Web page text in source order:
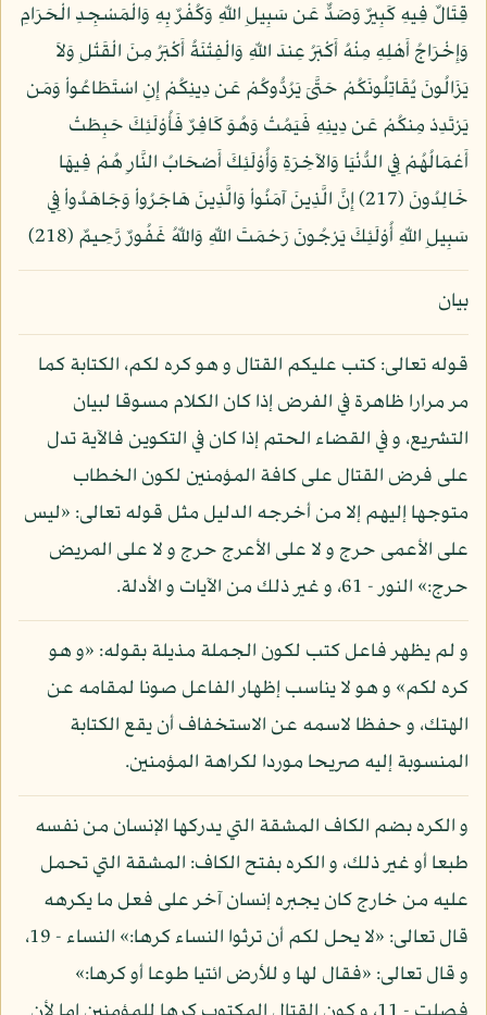
قِتَالٌ فِيهِ كَبِيرٌ وَصَدٌّ عَن سَبِيلِ اللّهِ وَكُفْرٌ بِهِ وَالْمَسْجِدِ الْحَرَامِ
وَإِخْرَاجُ أَهْلِهِ مِنْهُ أَكْبَرُ عِندَ اللّهِ وَالْفِتْنَةُ أَكْبَرُ مِنَ الْقَتْلِ وَلاَ
يَزَالُونَ يُقَاتِلُونَكُمْ حَتَّىَ يَرُدُّوكُمْ عَن دِينِكُمْ إِنِ اسْتَطَاعُواْ وَمَن
يَرْتَدِدْ مِنكُمْ عَن دِينِهِ فَيَمُتْ وَهُوَ كَافِرٌ فَأُوْلَئِكَ حَبِطَتْ
أَعْمَالُهُمْ فِي الدُّنْيَا وَالآخِرَةِ وَأُوْلَئِكَ أَصْحَابُ النَّارِ هُمْ فِيهَا
خَالِدُونَ (217) إِنَّ الَّذِينَ آمَنُواْ وَالَّذِينَ هَاجَرُواْ وَجَاهَدُواْ فِي
سَبِيلِ اللّهِ أُوْلَئِكَ يَرْجُونَ رَحْمَتَ اللّهِ وَاللّهُ غَفُورٌ رَّحِيمٌ (218)
بيان
قوله تعالى: كتب عليكم القتال و هو كره لكم، الكتابة كما
مر مرارا ظاهرة في الفرض إذا كان الكلام مسوقا لبيان
التشريع، و في القضاء الحتم إذا كان في التكوين فالآية تدل
على فرض القتال على كافة المؤمنين لكون الخطاب
متوجها إليهم إلا من أخرجه الدليل مثل قوله تعالى: «ليس
على الأعمى حرج و لا على الأعرج حرج و لا على المريض
حرج:» النور - 61، و غير ذلك من الآيات و الأدلة.
و لم يظهر فاعل كتب لكون الجملة مذيلة بقوله: «و هو
كره لكم» و هو لا يناسب إظهار الفاعل صونا لمقامه عن
الهتك، و حفظا لاسمه عن الاستخفاف أن يقع الكتابة
المنسوبة إليه صريحا موردا لكراهة المؤمنين.
و الكره بضم الكاف المشقة التي يدركها الإنسان من نفسه
طبعا أو غير ذلك، و الكره بفتح الكاف: المشقة التي تحمل
عليه من خارج كان يجبره إنسان آخر على فعل ما يكرهه
قال تعالى: «لا يحل لكم أن ترثوا النساء كرها:» النساء - 19،
و قال تعالى: «فقال لها و للأرض ائتيا طوعا أو كرها:»